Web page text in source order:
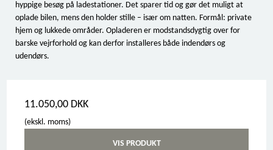
hyppige besøg på ladestationer. Det sparer tid og gør det muligt at
oplade bilen, mens den holder stille – især om natten. Formål: private
hjem og lukkede områder. Opladeren er modstandsdygtig over for
barske vejrforhold og kan derfor installeres både indendørs og
udendørs.
11.050,00 DKK
(ekskl. moms)
VIS PRODUKT